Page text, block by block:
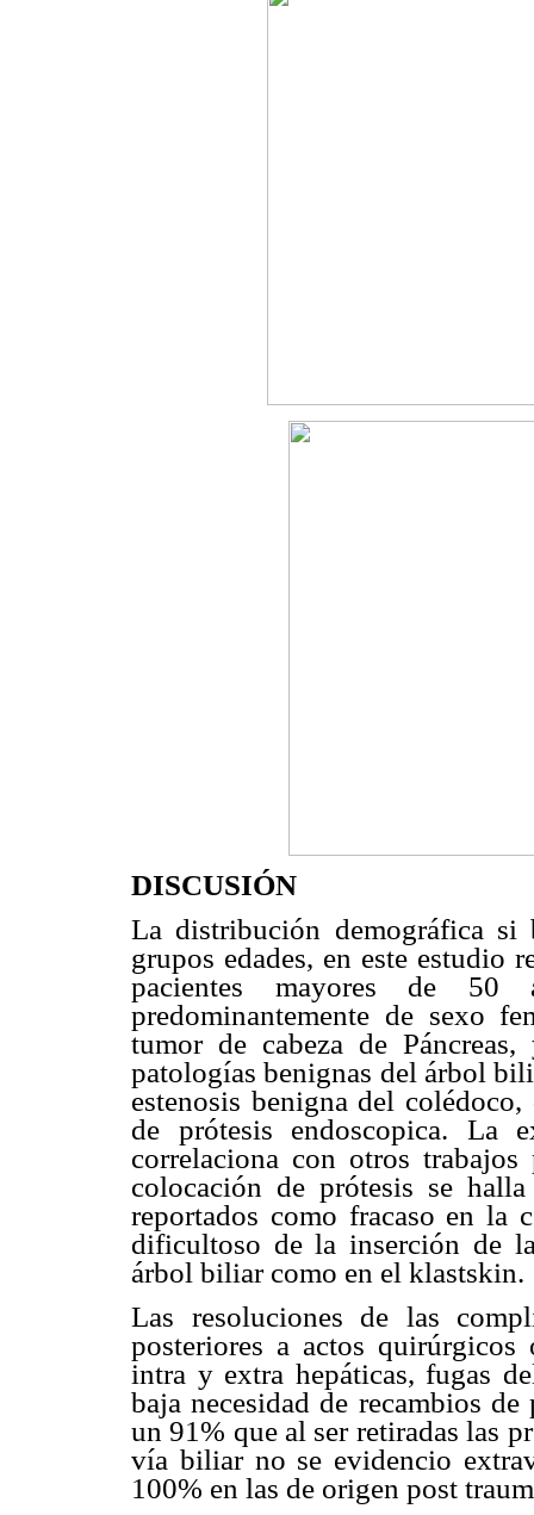
DISCUSIÓN
La distribución demográfica si
grupos edades, en este estudio
pacientes mayores de 50
predominantemente de sexo
tumor de cabeza de
patologías benignas del árbol
estenosis benigna del
de prótesis endoscopica. La
correlaciona con otros
colocación de prótesis se
reportados como fracaso en la
dificultoso de la inserción de
árbol biliar como en el klastskin.
Las resoluciones de las
posteriores a actos
intra y extra hepáticas, fugas
baja necesidad de recambios
un 91% que al ser retiradas las
vía biliar no se evidencio
100% en las de origen post